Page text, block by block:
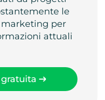
le
per
attuali